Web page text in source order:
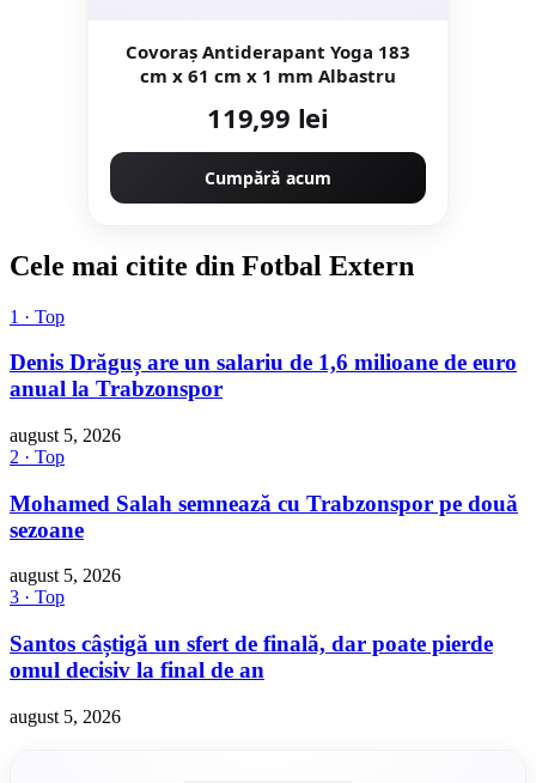
Covoraș Antiderapant Yoga 183
cm x 61 cm x 1 mm Albastru
119,99 lei
Cumpără acum
Cele mai citite din Fotbal Extern
1 · Top
Denis Drăguș are un salariu de 1,6 milioane de euro
anual la Trabzonspor
august 5, 2026
2 · Top
Mohamed Salah semnează cu Trabzonspor pe două
sezoane
august 5, 2026
3 · Top
Santos câștigă un sfert de finală, dar poate pierde
omul decisiv la final de an
august 5, 2026